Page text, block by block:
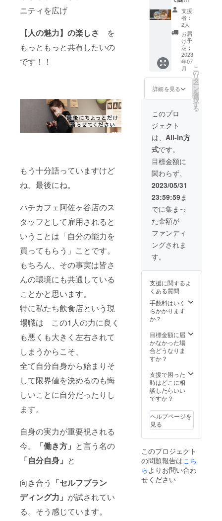
ニティを広げ
【人の魅力】の楽しさ を
もっともっと共有したいの
です！！
もう十分語っていますけど
ね。最後にね。
ハチカフェ阿佐ヶ谷店のス
タッフとして雇用されると
いうことは「自分の能力を
買ってもらう」ことです。
もちろん、その事実は皆さ
んの環境にも共通している
ことかと思います。
特に私たち飲食店という現
場職は この1人の力に良く
も悪くも大きく左右されて
しまうからこそ、
全て自分自身から始まりそ
して限界値を決めるのも悔
しいことに自分だったりし
ます。
自身の実力が重要視される
今。
「働き方」 と言う名の
「自分自身」 と
向き合う 「セルフブラン
ディング力」 が試されてい
る。そう感じています。
店時に
ご提示
くださ
い。 参
加券と
させて
いただ
きます
＊リ
ターン
内容は1
ます
相談を
受けな
がらご
希望の
デザイ
ンに仕
上げま
す。
ウェル
カムス
ペー
め・自
きを詰
め込
む。な
んでも
OK。 ご
相談く
ださ
い！
料及び
添加物
等の食
品表示
はお届
け商品
のラベ
ます。
商品開
封前に
は必ず
お届け
のリ
された
ラベル
や注意
くださ
い。」
イメー
ジ写真
に、ド
ライフ
ラワー
などと
フレー
ムに入
れてご
自宅に
郵送も
日プロ
デュー
ス！
（貸
切）】
あなた
の誕生
日を全
力でお
祝いし
ます！
店内も
り付
け！お
食事も
ご用
意。 ス
タッフ
も一緒
に楽し
んでほ
しい！
専属カ
メラマ
ンして
ほし
い！お
子さま
のバー
ス
バース
自分の
バース
デー。
誕生日
パー
ティー
した
OKで
す。
【会
場】 ハ
フェ阿
佐ヶ谷
店 【参
加人
5名まで
（5名以
上応相
談）
【備考
支援
者：
2人
お届
け予
定：
2023
年07
月
詳細を見る
こ
の
リ
タ
ー
ン
を
選
択
す
る
このプロ
ジェクト
は、 All-In方
式です。
目標金額に
関わらず、
2023/05/31
23:59:59ま
でに集まっ
た金額が
ファンディ
ングされま
す。
支援に関するよ
くある質問
手数料はいく
らかかります
か？
目標金額に届
かなかった場
合どうなりま
すか？
支援で困った
時はどこに相
談したらいい
ですか？
ヘルプページを
見る
このプロジェクト
の問題報告はこち
らよりお問い合わ
せください